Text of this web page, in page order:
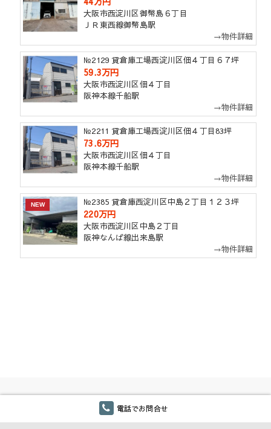
電話でお問合せ
大阪市西淀川区御幣島６丁目
ＪＲ東西線御幣島駅
→物件詳細
№2129 貸倉庫工場西淀川区佃４丁目６７坪
59.3万円
大阪市西淀川区佃４丁目
阪神本線千船駅
→物件詳細
№2211 貸倉庫工場西淀川区佃４丁目83坪
73.6万円
大阪市西淀川区佃４丁目
阪神本線千船駅
→物件詳細
NEW №2385 貸倉庫西淀川区中島２丁目１２３坪
220万円
大阪市西淀川区中島２丁目
阪神なんば線出来島駅
→物件詳細
ごあいさつ
免責事項